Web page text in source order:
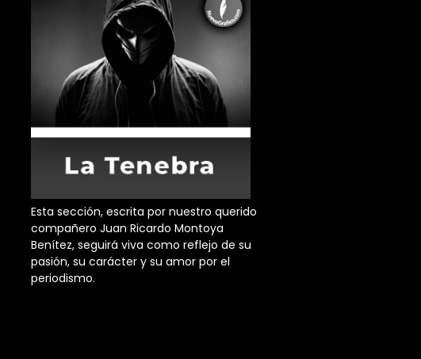
Esta sección, escrita por nuestro querido
compañero Juan Ricardo Montoya
Benítez, seguirá viva como reflejo de su
pasión, su carácter y su amor por el
periodismo.